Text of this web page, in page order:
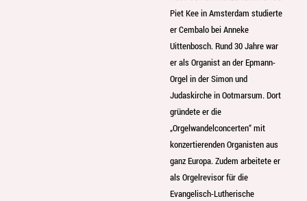
Piet Kee in Amsterdam studierte
er Cembalo bei Anneke
Uittenbosch. Rund 30 Jahre war
er als Organist an der Epmann-
Orgel in der Simon und
Judaskirche in Ootmarsum. Dort
gründete er die
„Orgelwandelconcerten“ mit
konzertierenden Organisten aus
ganz Europa. Zudem arbeitete er
als Orgelrevisor für die
Evangelisch-Lutherische